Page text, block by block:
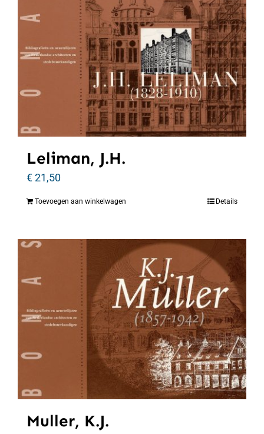
Leliman, J.H.
€21,50
Toevoegen aan winkelwagen Details
Muller, K.J.